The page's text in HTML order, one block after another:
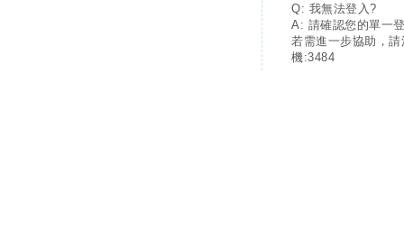
Q: 我無法登入?
A: 請確認您的單一
若需進一步協助，
機:3484